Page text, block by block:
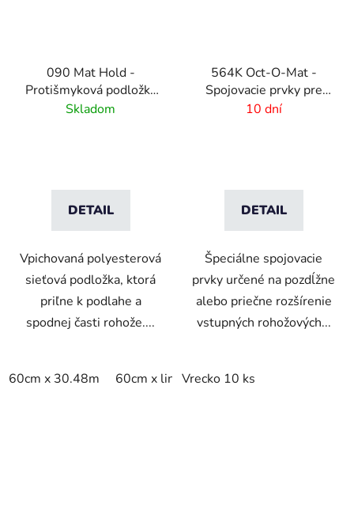
090 Mat Hold -
Protišmyková podložka
pod rohože
Skladom
DETAIL
Vpichovaná polyesterová
sieťová podložka, ktorá
priľne k podlahe a
spodnej časti rohože....
60cm x 30.48m 60cm x linm 91cm x 15.24m
564K Oct-O-Mat -
Spojovacie prvky pre
rohožové systémy
10 dní
DETAIL
Špeciálne spojovacie
prvky určené na pozdĺžne
alebo priečne rozšírenie
vstupných rohožových...
Vrecko 10 ks